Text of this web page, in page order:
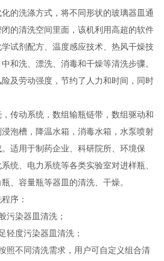
的洗涤方式，将不同形状的玻璃器皿通
的清洗空间里面，该机利用高超的软件
试剂配方、温度感应技术、热风干燥技
和洗、漂洗、消毒和干燥等清洗步骤。
及劳动强度，节约了人力和时间，同时
动系统，数组输瓶链带，数组驱动和
泡槽，降温水箱，消毒水箱，水泵喷射
适用于制药企业、科研院所、环境保
统、电力系统等各类实验室对进样瓶、
、容量瓶等器皿的清洗、干燥。
序：
染器皿清洗；
度污染器皿清洗；
不同清洗需求，用户可自定义组合清